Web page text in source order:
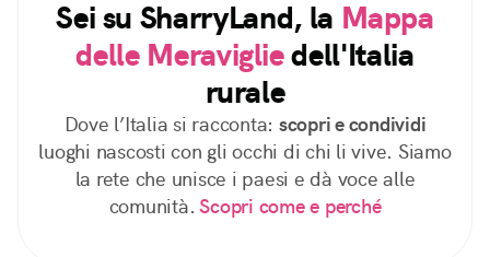
Sei su SharryLand, la Mappa
delle Meravigliedell'Italia
rurale
Dove l’Italia si racconta: scopri e condividi
luoghi nascosti con gli occhi di chi li vive. Siamo
la rete che unisce i paesi e dà voce alle
comunità. Scopri come e perché